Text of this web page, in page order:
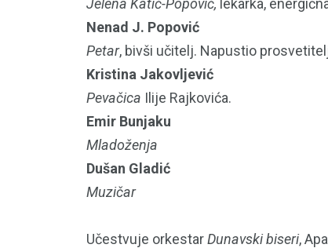
Jelena Katić-Popović, lekarka,
Nenad J. Popović
Petar, bivši učitelj. Napustio
Kristina Jakovljević
Pevačica Ilije Rajkovića.
Emir Bunjaku
Mladoženja
Dušan Gladić
Muzičar
Učestvuje orkestarDunavski biseri,